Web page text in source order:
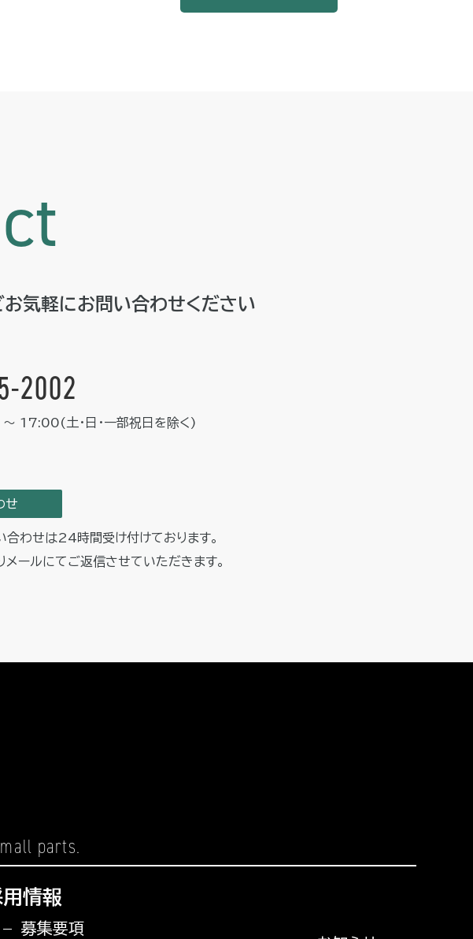
お気軽にお問い合わせください
2002
～ 17:00(土・日・一部祝日を除く)
せ
合わせは24時間受け付けております。
メールにてご返信させていただきます。
parts.
情報
募集要項